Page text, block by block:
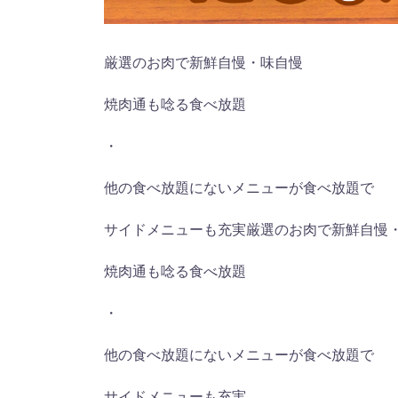
厳選のお肉で新鮮自慢・味自慢
焼肉通も唸る食べ放題
・
他の食べ放題にないメニューが食べ放題で
サイドメニューも充実厳選のお肉で新鮮自慢
焼肉通も唸る食べ放題
・
他の食べ放題にないメニューが食べ放題で